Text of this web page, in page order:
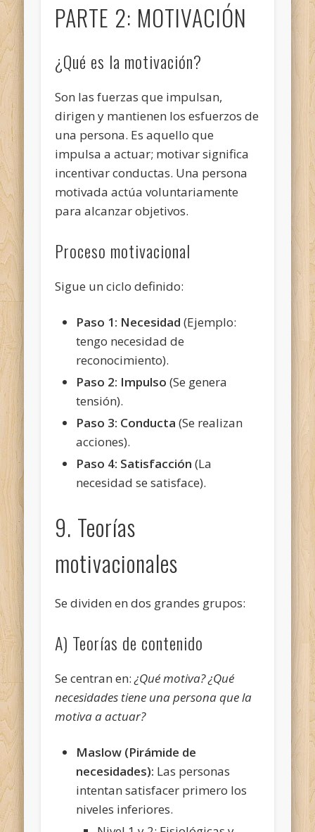
PARTE 2: MOTIVACIÓN
¿Qué es la motivación?
Son las fuerzas que impulsan,
dirigen y mantienen los esfuerzos de
una persona. Es aquello que
impulsa a actuar; motivar significa
incentivar conductas. Una persona
motivada actúa voluntariamente
para alcanzar objetivos.
Proceso motivacional
Sigue un ciclo definido:
Paso 1: Necesidad (Ejemplo:
tengo necesidad de
reconocimiento).
Paso 2: Impulso (Se genera
tensión).
Paso 3: Conducta (Se realizan
acciones).
Paso 4: Satisfacción (La
necesidad se satisface).
9. Teorías
motivacionales
Se dividen en dos grandes grupos:
A) Teorías de contenido
Se centran en:¿Qué motiva? ¿Qué
necesidades tiene una persona que la
motiva a actuar?
Maslow (Pirámide de
necesidades): Las personas
intentan satisfacer primero los
niveles inferiores.